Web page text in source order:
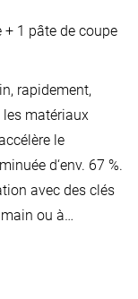
1 pâte de coupe
rapidement,
les matériaux
le
d‘env. 67 %.
avec des clés
ou à
7 poinçons pour